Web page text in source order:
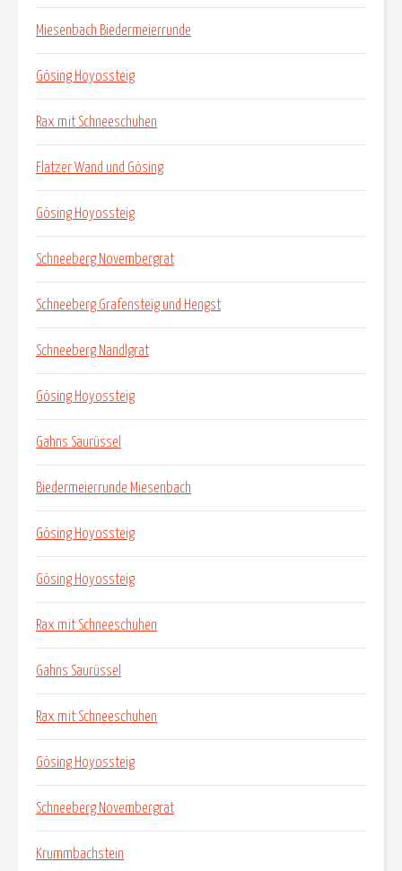
Miesenbach Biedermeierrunde
Gösing Hoyossteig
Rax mit Schneeschuhen
Flatzer Wand und Gösing
Gösing Hoyossteig
Schneeberg Novembergrat
Schneeberg Grafensteig und Hengst
Schneeberg Nandlgrat
Gösing Hoyossteig
Gahns Saurüssel
Biedermeierrunde Miesenbach
Gösing Hoyossteig
Gösing Hoyossteig
Rax mit Schneeschuhen
Gahns Saurüssel
Rax mit Schneeschuhen
Gösing Hoyossteig
Schneeberg Novembergrat
Krummbachstein